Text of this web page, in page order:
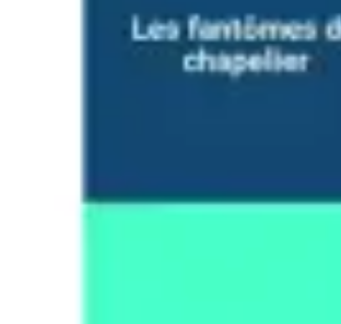
Citrouilles et Fantômes
Décorations HalloweenCuisine et Santé
DIY & Décoration